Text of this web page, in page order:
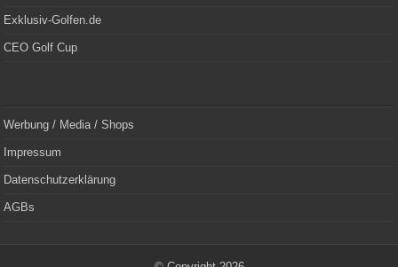
Exklusiv-Golfen.de
CEO Golf Cup
Werbung / Media / Shops
Impressum
Datenschutzerklärung
AGBs